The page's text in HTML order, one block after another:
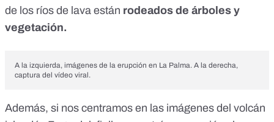
de los ríos de lava están rodeados de árboles y
vegetación.
A la izquierda, imágenes de la erupción en La Palma. A la derecha,
captura del vídeo viral.
Además, si nos centramos en las imágenes del volcán